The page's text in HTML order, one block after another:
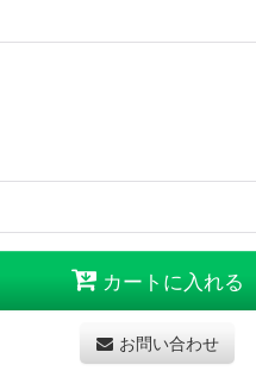
カートに入れる
お問い合わせ